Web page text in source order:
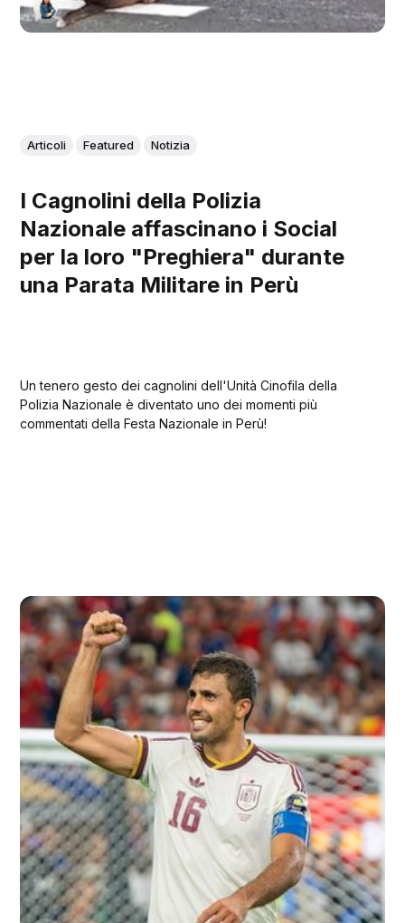
Articoli Featured Notizia
I Cagnolini della Polizia
Nazionale affascinano i Social
per la loro "Preghiera" durante
una Parata Militare in Perù
Un tenero gesto dei cagnolini dell'Unità Cinofila della
Polizia Nazionale è diventato uno dei momenti più
commentati della Festa Nazionale in Perù!